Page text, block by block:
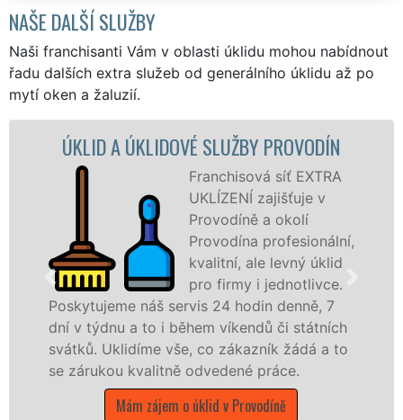
NAŠE DALŠÍ SLUŽBY
Naši franchisanti Vám v oblasti úklidu mohou nabídnout
řadu dalších extra služeb od generálního úklidu až po
mytí oken a žaluzií.
ÚKLIDOVÉ SLUŽBY PROVODÍN
Franchisová síť EXTRA
UKLÍZENÍ zajišťuje v
Provodíně a okolí
Provodína profesionální,
kvalitní, ale levný úklid
pro firmy i jednotlivce.
náš servis 24 hodin denně, 7
a to i během víkendů či státních
vše, co zákazník žádá a to
kvalitně odvedené práce.
Mám zájem o úklid v Provodíně
nabízíme
státní